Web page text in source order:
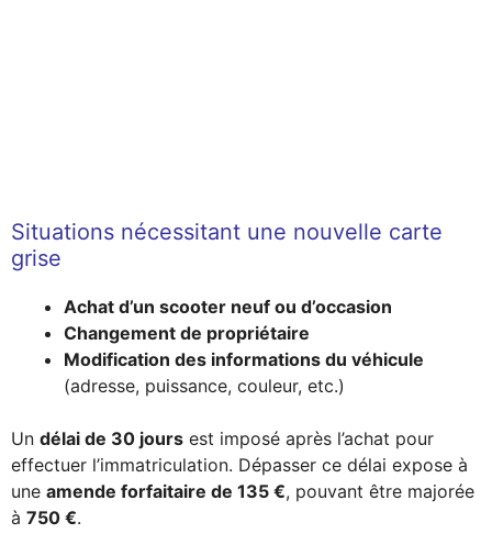
Situations nécessitant une nouvelle carte
grise
Achat d’un scooter neuf ou d’occasion
Changement de propriétaire
Modification des informations du véhicule
(adresse, puissance, couleur, etc.)
Un délai de 30 jours est imposé après l’achat pour
effectuer l’immatriculation. Dépasser ce délai expose à
une amende forfaitaire de 135 €, pouvant être majorée
à 750 €.